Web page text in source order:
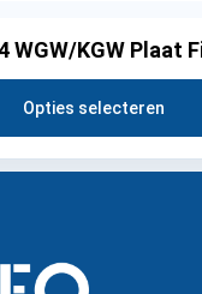
WGW/KGW Plaat
Opties selecteren